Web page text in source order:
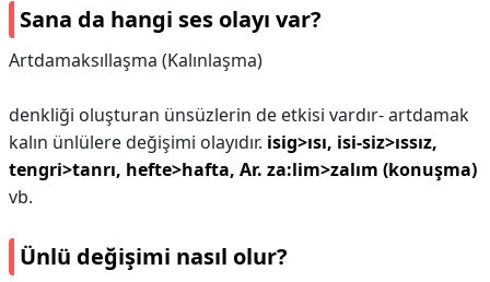
Sana da hangi ses olayı var?
Artdamaksıllaşma (Kalınlaşma)
denkliği oluşturan ünsüzlerin de etkisi vardır- artdamak
kalın ünlülere değişimi olayıdır. isig>ısı, isi-siz>ıssız,
tengri>tanrı, hefte>hafta, Ar. za:lim>zalım (konuşma)
vb.
Ünlü değişimi nasıl olur?